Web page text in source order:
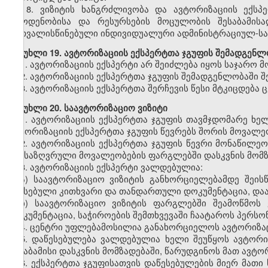
8. ვიზიტის ხანგრძლივობა და ავტორიზაციის
რაოდენობისა და რესურსების მოცულობის
გათვალისწინებული ინდივიდუალური ადმინისტრაციულ-
მუხლი 19. ავტორიზაციის ექსპერტთა ჯგუფის
1. ავტორიზაციის ექსპერტი არ შეიძლება იყოს საჯარო
2. ავტორიზაციის ექსპერტთა ჯგუფის შემადგენლობაში
3. ავტორიზაციის ექსპერტთა შერჩევის წესი
მუხლი20. საავტორიზაციო ვიზიტი
1. ავტორიზაციის ექსპერტთა ჯგუფის თავმჯდომარე
ავტორიზაციის ექსპერტთა ჯგუფის წევრებს შორის
2. ავტორიზაციის ექსპერტთა ჯგუფის წევრი
განსაზღვრული მოვალეობების ფარგლებში დასკვნის
3. ავტორიზაციის ექსპერტი ვალდებულია:
ა) საავტორიზაციო ვიზიტის განხორციელებამდე
შევსებული კითხვარი და თანდართული დოკუმენტაცია,
ბ) საავტორიზაციო ვიზიტის ფარგლებში
დოკუმენტაცია, საჭიროების შემთხვევაში ჩაატაროს
4. ცენტრი უფლებამოსილია განახორციელოს
5. დაწესებულება ვალდებულია ხელი შეუწყოს
შესაბამისი დასკვნის მომზადებაში, წარუდგინოს მათ
6. ექსპერტთა ჯგუფისათვის დაწესებულების მიერ